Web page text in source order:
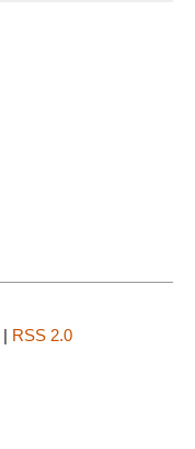
| RSS 2.0